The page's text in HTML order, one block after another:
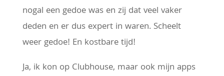
nogal een gedoe was en zij dat veel vaker
deden en er dus expert in waren. Scheelt
weer gedoe! En kostbare tijd!
Ja, ik kon op Clubhouse, maar ook mijn apps